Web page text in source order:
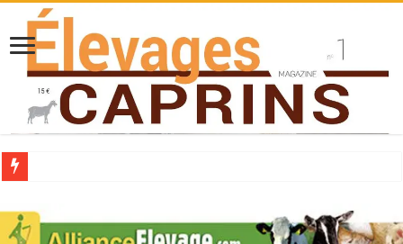
Stress thermique : quelles solutions concrètes pour protéger son troupeau ?